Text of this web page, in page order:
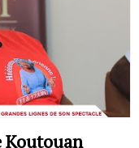
Koutouan